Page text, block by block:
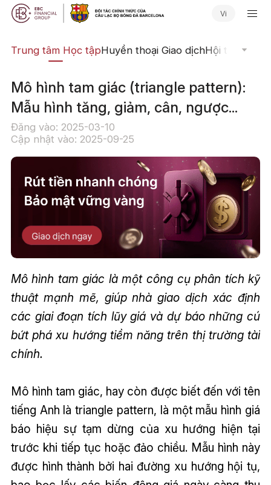
Vi
Trung tâm Học tậpHuyền thoại Giao dịchHội thảo
Mô hình tam giác (triangle pattern):
Mẫu hình tăng, giảm, cân, ngược...
Đăng vào: 2025-03-10
Cập nhật vào: 2025-09-25
Mô hình tam giác là một công cụ phân tích kỹ
thuật mạnh mẽ, giúp nhà giao dịch xác định
các giai đoạn tích lũy giá và dự báo những cú
bứt phá xu hướng tiềm năng trên thị trường tài
chính.
Mô hình tam giác, hay còn được biết đến với tên
tiếng Anh là triangle pattern, là một mẫu hình giá
báo hiệu sự tạm dừng của xu hướng hiện tại
trước khi tiếp tục hoặc đảo chiều. Mẫu hình này
được hình thành bởi hai đường xu hướng hội tụ,